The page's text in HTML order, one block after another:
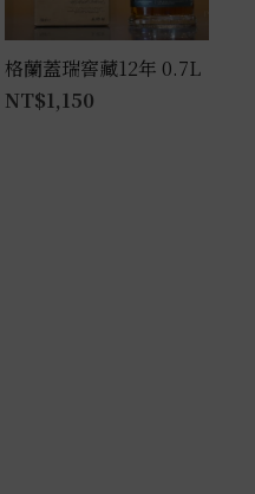
格蘭蓋瑞窖藏12年 0.7L
NT$1,150